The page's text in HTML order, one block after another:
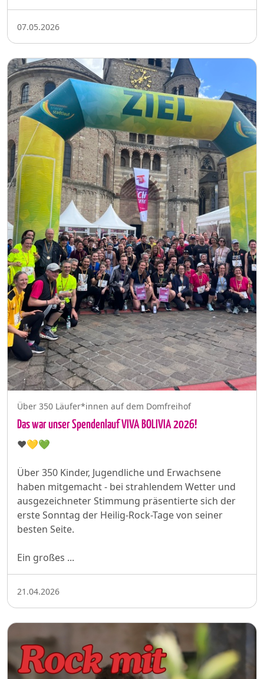
07.05.2026
Über 350 Läufer*innen auf dem Domfreihof
Das war unser Spendenlauf VIVA BOLIVIA 2026!
❤️💛💚
Über 350 Kinder, Jugendliche und Erwachsene
haben mitgemacht - bei strahlendem Wetter und
ausgezeichneter Stimmung präsentierte sich der
erste Sonntag der Heilig-Rock-Tage von seiner
besten Seite.
Ein großes ...
21.04.2026